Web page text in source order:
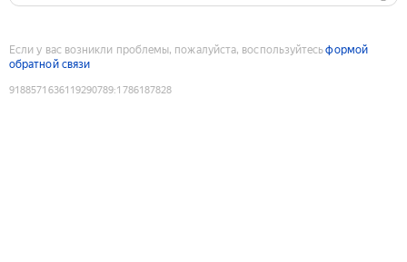
Если у вас возникли проблемы, пожалуйста, воспользуйтесьформой
обратной связи
9188571636119290789:1786187828